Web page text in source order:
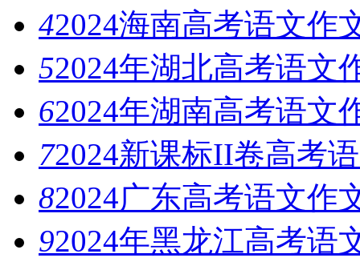
42024海南高考语文作
52024年湖北高考语文
62024年湖南高考语文
72024新课标II卷高考
82024广东高考语文作
92024年黑龙江高考语